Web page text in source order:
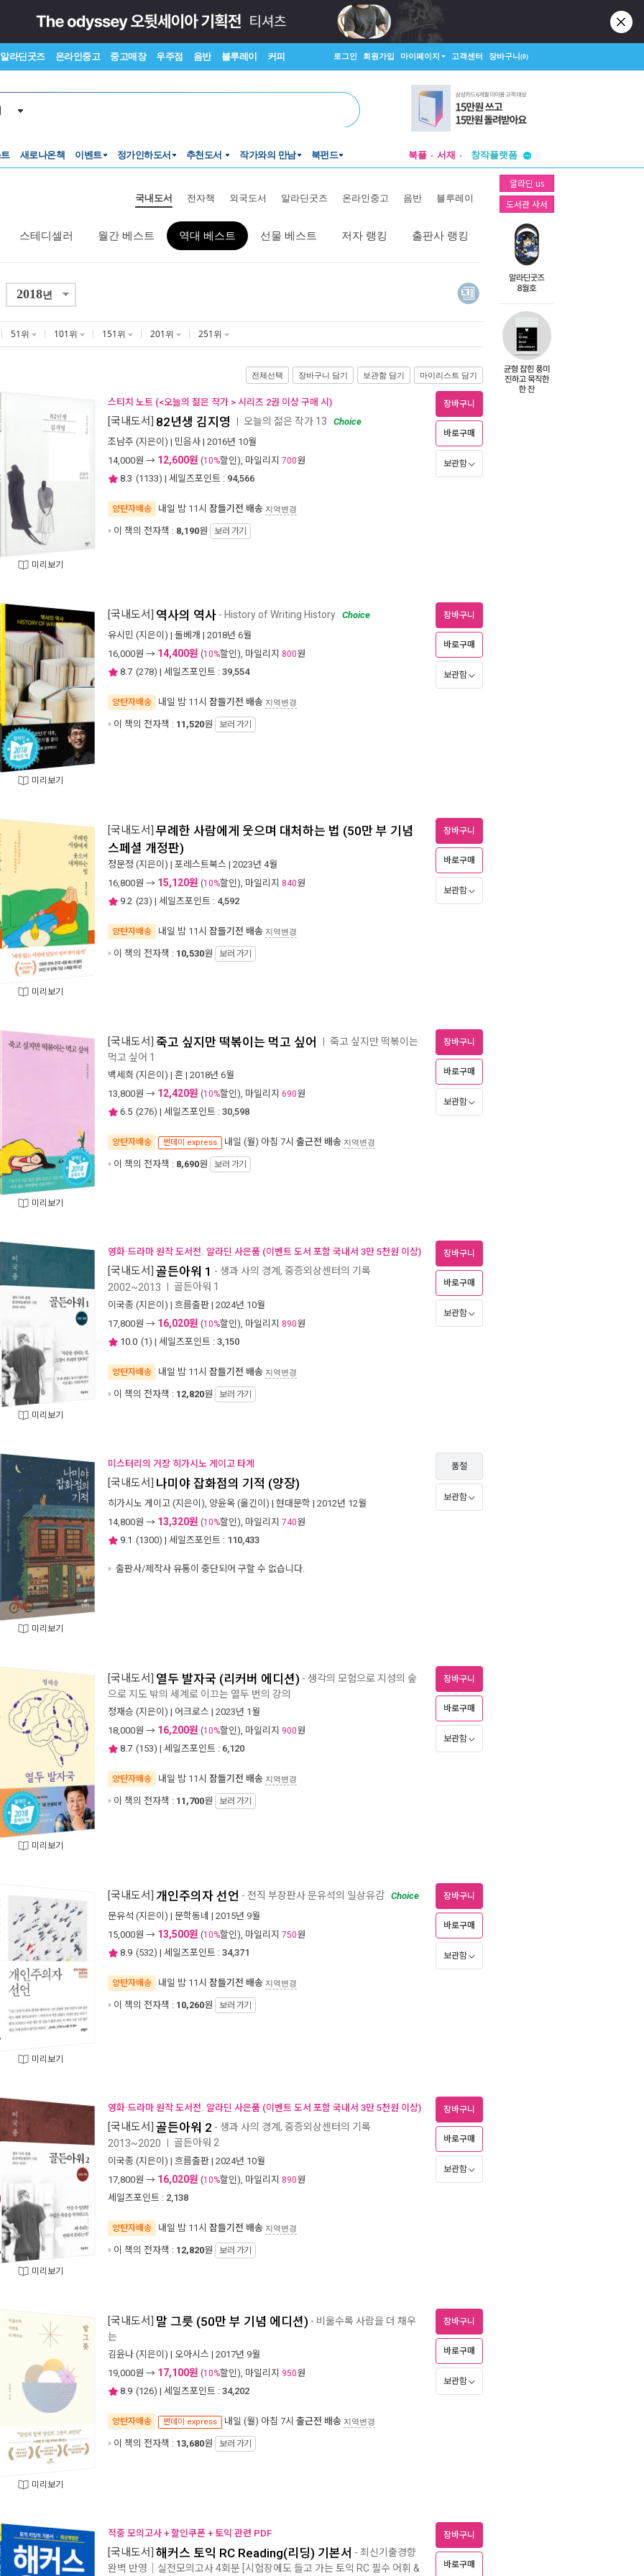
알라딘굿즈 온라인중고 중고매장 우주점 음반 블루레이 커피 로그인 회원가입 마이페이지 고객센터 장바구니(0)
새로나온책 이벤트 정가인하도서 추천도서 작가와의 만남 북펀드 북플 서재
창작플랫폼
투비컨티뉴드
알라딘 us
도서관 사서
국내도서 전자책 외국도서 알라딘굿즈 온라인중고 음반 블루레이
스테디셀러 월간 베스트 역대 베스트 선물 베스트 저자 랭킹 출판사 랭킹
2018년
51위 101위 151위 201위 251위
전체선택 장바구니 담기 보관함 담기 마이리스트 담기
미리보기
스티치 노트 (<오늘의 젊은 작가 > 시리즈 2권 이상 구매 시)
[국내도서] 82년생 김지영 오늘의 젊은 작가 13
Choice
조남주 (지은이) | 민음사 | 2016년 10월
14,000원 → 12,600원 (10%할인), 마일리지 700원
8.3 (1133) | 세일즈포인트 : 94,566
양탄자배송 내일 밤 11시 잠들기전 배송 지역변경
이 책의 전자책 : 8,190원 보러 가기
장바구니
바로구매
보관함
미리보기
[국내도서] 역사의 역사 - History of Writing History Choice
유시민 (지은이) | 돌베개 | 2018년 6월
16,000원 → 14,400원 (10%할인), 마일리지 800원
8.7 (278) | 세일즈포인트 : 39,554
양탄자배송 내일 밤 11시 잠들기전 배송 지역변경
이 책의 전자책 : 11,520원 보러 가기
장바구니
바로구매
보관함
미리보기
[국내도서] 무례한 사람에게 웃으며 대처하는 법 (50만 부 기념
스페셜 개정판)
정문정 (지은이) | 포레스트북스 | 2023년 4월
16,800원 → 15,120원 (10%할인), 마일리지 840원
9.2 (23) | 세일즈포인트 : 4,592
양탄자배송 내일 밤 11시 잠들기전 배송 지역변경
이 책의 전자책 : 10,530원 보러 가기
장바구니
바로구매
보관함
미리보기
[국내도서] 죽고 싶지만 떡볶이는 먹고 싶어 죽고 싶지만 떡볶이는
먹고 싶어 1
백세희 (지은이) | 흔 | 2018년 6월
13,800원 → 12,420원 (10%할인), 마일리지 690원
6.5 (276) | 세일즈포인트 : 30,598
양탄자배송 썬데이 express 내일 (월) 아침 7시 출근전 배송 지역변경
이 책의 전자책 : 8,690원 보러 가기
장바구니
바로구매
보관함
미리보기
영화·드라마 원작 도서전. 알라딘 사은품 (이벤트 도서 포함 국내서 3만 5천원 이상)
[국내도서] 골든아워 1 - 생과 사의 경계, 중증외상센터의 기록
2002~2013 골든아워 1
이국종 (지은이) | 흐름출판 | 2024년 10월
17,800원 → 16,020원 (10%할인), 마일리지 890원
10.0 (1) | 세일즈포인트 : 3,150
양탄자배송 내일 밤 11시 잠들기전 배송 지역변경
이 책의 전자책 : 12,820원 보러 가기
장바구니
바로구매
보관함
미리보기
미스터리의 거장 히가시노 게이고 타계
[국내도서] 나미야 잡화점의 기적 (양장)
히가시노 게이고 (지은이), 양윤옥 (옮긴이) | 현대문학 | 2012년 12월
14,800원 → 13,320원 (10%할인), 마일리지 740원
9.1 (1300) | 세일즈포인트 : 110,433
출판사/제작사 유통이 중단되어 구할 수 없습니다.
품절
보관함
미리보기
[국내도서] 열두 발자국 (리커버 에디션) - 생각의 모험으로 지성의 숲
으로 지도 밖의 세계로 이끄는 열두 번의 강의
정재승 (지은이) | 어크로스 | 2023년 1월
18,000원 → 16,200원 (10%할인), 마일리지 900원
8.7 (153) | 세일즈포인트 : 6,120
양탄자배송 내일 밤 11시 잠들기전 배송 지역변경
이 책의 전자책 : 11,700원 보러 가기
장바구니
바로구매
보관함
미리보기
[국내도서] 개인주의자 선언 - 전직 부장판사 문유석의 일상유감 Choice
문유석 (지은이) | 문학동네 | 2015년 9월
15,000원 → 13,500원 (10%할인), 마일리지 750원
8.9 (532) | 세일즈포인트 : 34,371
양탄자배송 내일 밤 11시 잠들기전 배송 지역변경
이 책의 전자책 : 10,260원 보러 가기
장바구니
바로구매
보관함
미리보기
영화·드라마 원작 도서전. 알라딘 사은품 (이벤트 도서 포함 국내서 3만 5천원 이상)
[국내도서] 골든아워 2 - 생과 사의 경계, 중증외상센터의 기록
2013~2020 골든아워 2
이국종 (지은이) | 흐름출판 | 2024년 10월
17,800원 → 16,020원 (10%할인), 마일리지 890원
세일즈포인트 : 2,138
양탄자배송 내일 밤 11시 잠들기전 배송 지역변경
이 책의 전자책 : 12,820원 보러 가기
장바구니
바로구매
보관함
미리보기
[국내도서] 말 그릇 (50만 부 기념 에디션) - 비울수록 사람을 더 채우
는
김윤나 (지은이) | 오아시스 | 2017년 9월
19,000원 → 17,100원 (10%할인), 마일리지 950원
8.9 (126) | 세일즈포인트 : 34,202
양탄자배송 썬데이 express 내일 (월) 아침 7시 출근전 배송 지역변경
이 책의 전자책 : 13,680원 보러 가기
장바구니
바로구매
보관함
적중 모의고사 + 할인쿠폰 + 토익 관련 PDF
[국내도서] 해커스 토익 RC Reading(리딩) 기본서 - 최신기출경향
완벽 반영｜실전모의고사 4회분 [시험장에도 들고 가는 토익 RC 필수 어휘 &
장바구니
바로구매